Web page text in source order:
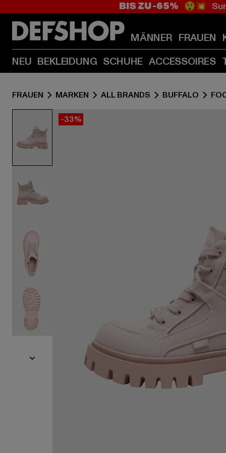
BIS ZU -65% 😲💥
MÄNNER FRAUEN
NEU BEKLEIDUNG SCHUHE ACCESSOIRES
FRAUEN MARKEN ALL BRANDS BUFFALO
-33%